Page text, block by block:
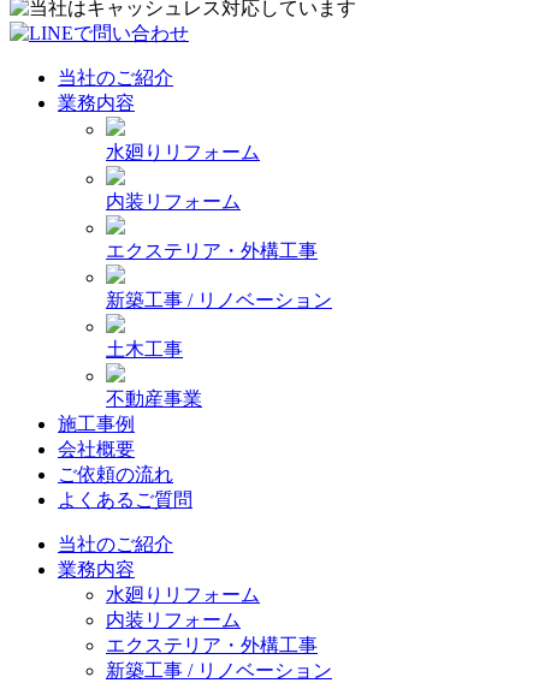
当社のご紹介
業務内容
水廻りリフォーム
内装リフォーム
エクステリア・外構工事
新築工事 / リノベーション
土木工事
不動産事業
施工事例
会社概要
ご依頼の流れ
よくあるご質問
当社のご紹介
業務内容
水廻りリフォーム
内装リフォーム
エクステリア・外構工事
新築工事 / リノベーション